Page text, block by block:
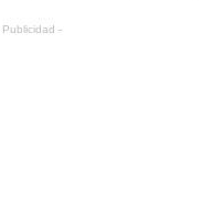
Publicidad -